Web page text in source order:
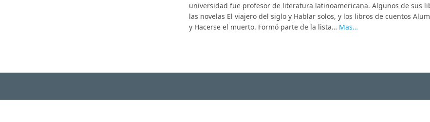
universidad fue profesor de literatura latinoamericana. Algunos de sus
las novelas El viajero del siglo y Hablar solos, y los libros de cuentos
y Hacerse el muerto. Formó parte de la lista… Mas…